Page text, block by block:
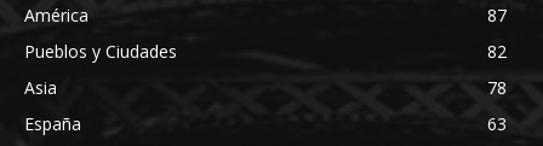
América
87
Pueblos y Ciudades
82
Asia
78
España
63